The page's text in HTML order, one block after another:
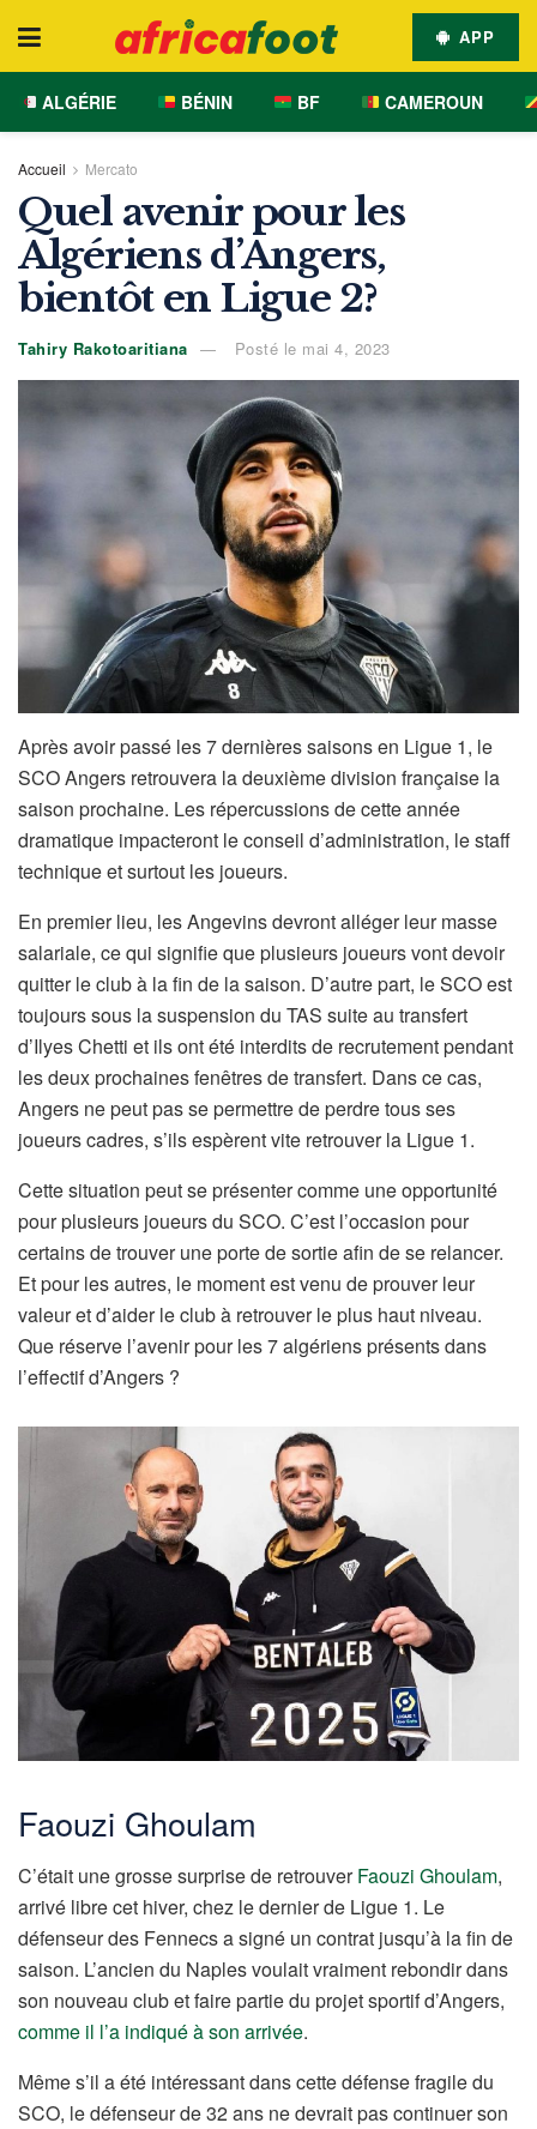
APP
ALGÉRIE BÉNIN BF CAMEROUN
Accueil Mercato
Quel avenir pour les
Algériens d’Angers,
bientôt en Ligue 2?
Tahiry Rakotoaritiana Posté le mai 4, 2023
Après avoir passé les 7 dernières saisons en Ligue 1, le
SCO Angers retrouvera la deuxième division française la
saison prochaine. Les répercussions de cette année
dramatique impacteront le conseil d’administration, le staff
technique et surtout les joueurs.
En premier lieu, les Angevins devront alléger leur masse
salariale, ce qui signifie que plusieurs joueurs vont devoir
quitter le club à la fin de la saison. D’autre part, le SCO est
toujours sous la suspension du TAS suite au transfert
d’Ilyes Chetti et ils ont été interdits de recrutement pendant
les deux prochaines fenêtres de transfert. Dans ce cas,
Angers ne peut pas se permettre de perdre tous ses
joueurs cadres, s’ils espèrent vite retrouver la Ligue 1.
Cette situation peut se présenter comme une opportunité
pour plusieurs joueurs du SCO. C’est l’occasion pour
certains de trouver une porte de sortie afin de se relancer.
Et pour les autres, le moment est venu de prouver leur
valeur et d’aider le club à retrouver le plus haut niveau.
Que réserve l’avenir pour les 7 algériens présents dans
l’effectif d’Angers ?
Faouzi Ghoulam
C’était une grosse surprise de retrouverFaouzi Ghoulam,
arrivé libre cet hiver, chez le dernier de Ligue 1. Le
défenseur des Fennecs a signé un contrat jusqu’à la fin de
saison. L’ancien du Naples voulait vraiment rebondir dans
son nouveau club et faire partie du projet sportif d’Angers,
comme il l’a indiqué à son arrivée.
Même s’il a été intéressant dans cette défense fragile du
SCO, le défenseur de 32 ans ne devrait pas continuer son